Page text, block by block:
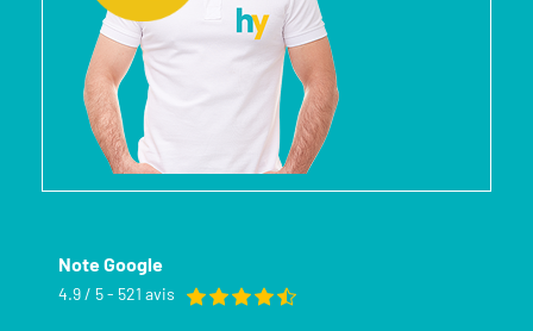
Note Google
4.9 / 5 - 521 avis